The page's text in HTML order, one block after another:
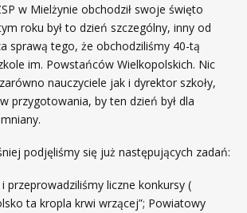
w Mielżynie obchodził swoje święto
roku był to dzień szczególny, inny od
sprawą tego, że obchodziliśmy 40-tą
im. Powstańców Wielkopolskich. Nic
nauczyciele jak i dyrektor szkoły,
przygotowania, by ten dzień był dla
podjęliśmy się już następujących zadań:
przeprowadziliśmy liczne konkursy (
ta kropla krwi wrzącej”; Powiatowy